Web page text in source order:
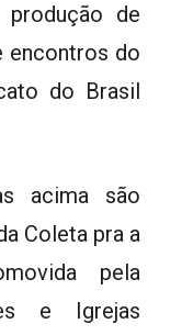
de
encontros do
do Brasil
acima são
Coleta pra a
pela
e Igrejas